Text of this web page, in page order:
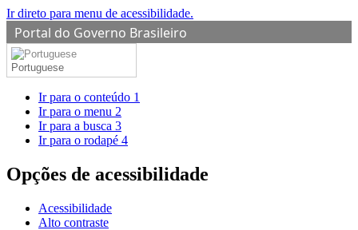
Ir direto para menu de acessibilidade.
Portal do Governo Brasileiro
Portuguese
Ir para o conteúdo 1
Ir para o menu 2
Ir para a busca 3
Ir para o rodapé 4
Opções de acessibilidade
Acessibilidade
Alto contraste